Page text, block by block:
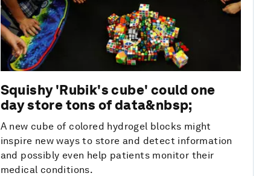
Squishy 'Rubik's cube' could one
day store tons of data&nbsp;
A new cube of colored hydrogel blocks might
inspire new ways to store and detect information
and possibly even help patients monitor their
medical conditions.